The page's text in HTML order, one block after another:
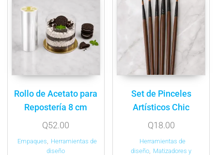
Rollo de Acetato para
Repostería 8 cm
Q52.00
Empaques, Herramientas de
diseño
Set de Pinceles
Artísticos Chic
Q18.00
Herramientas de
diseño, Matizadores y